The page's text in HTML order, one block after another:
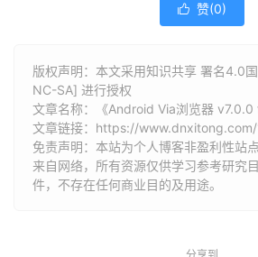
 赞(0)
版权声明：本文采用知识共享 署名4.0
NC-SA] 进行授权
文章名称：《Android Via浏览器 v7.0.0
文章链接： https://
免责声明：本站为个人博客非盈利性站
来自网络，所有资源仅供学习参考研究
件，不存在任何商业目的及用途。